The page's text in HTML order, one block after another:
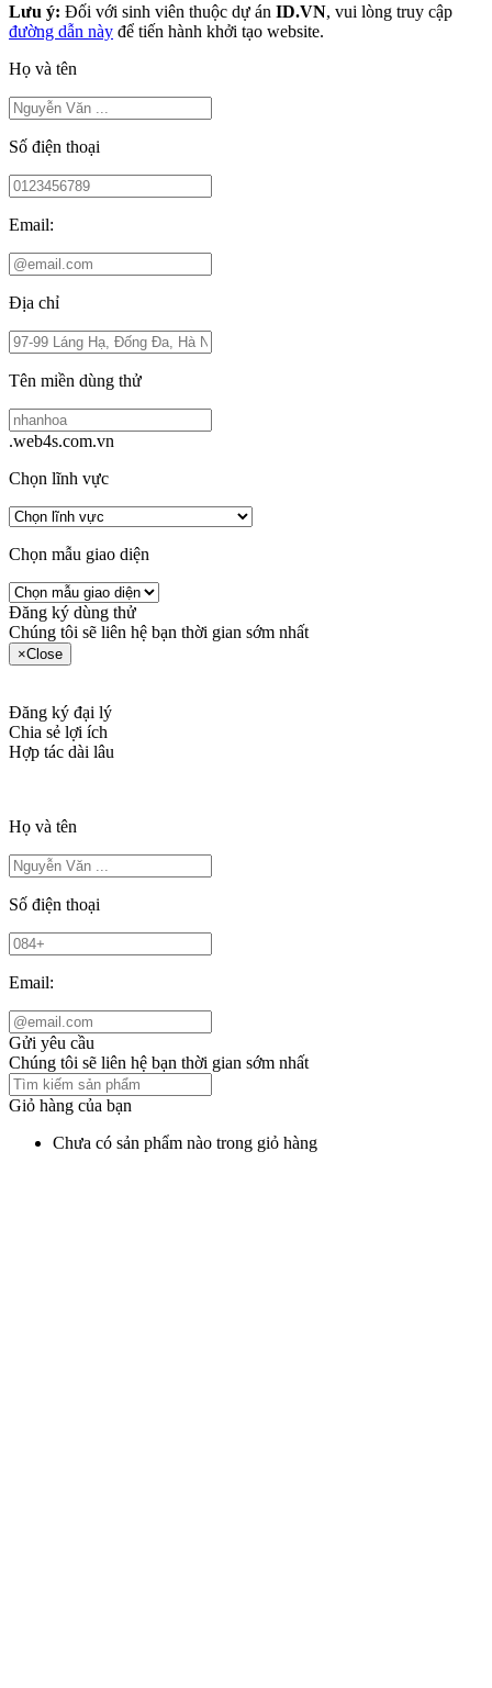
Lưu ý: Đối với sinh viên thuộc dự án ID.VN, vui lòng truy cập
đường dẫn này để tiến hành khởi tạo website.
Họ và tên
Số điện thoại
Email:
Địa chỉ
Tên miền dùng thử
.web4s.com.vn
Chọn lĩnh vực
Chọn mẫu giao diện
Đăng ký dùng thử
Chúng tôi sẽ liên hệ bạn thời gian sớm nhất
×Close
Đăng ký đại lý
Chia sẻ lợi ích
Hợp tác dài lâu
Họ và tên
Số điện thoại
Email:
Gửi yêu cầu
Chúng tôi sẽ liên hệ bạn thời gian sớm nhất
Giỏ hàng của bạn
Chưa có sản phẩm nào trong giỏ hàng